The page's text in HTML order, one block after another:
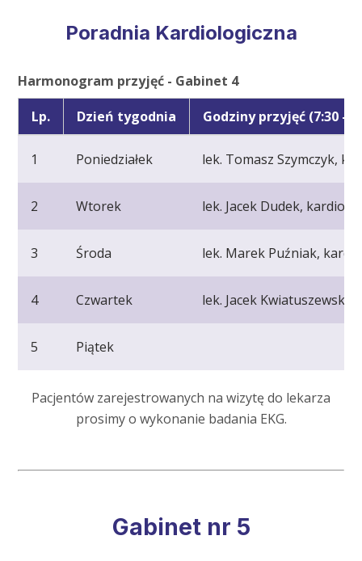
Poradnia Kardiologiczna
Harmonogram przyjęć - Gabinet 4
Lp.
Dzień tygodnia Godziny przyjęć (7:30 -
1 Poniedziałek lek. Tomasz Szymczyk,
2 Wtorek lek. Jacek Dudek,
3 Środa lek. Marek Puźniak,
4 Czwartek lek. Jacek Kwiatuszewski,
5 Piątek
Pacjentów zarejestrowanych na wizytę do lekarza
prosimy o wykonanie badania EKG.
Gabinet nr 5